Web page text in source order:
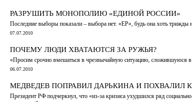
РАЗРУШИТЬ МОНОПОЛИЮ «ЕДИНОЙ РОССИИ»
Последние выборы показали – выбора нет. «ЕР», будь она хоть
07.07.2010
ПОЧЕМУ ЛЮДИ ХВАТАЮТСЯ ЗА РУЖЬЯ?
«Просим срочно вмешаться в чрезвычайную ситуацию,
06.07.2010
МЕДВЕДЕВ ПОПРАВИЛ ДАРЬКИНА И ПОХВАЛИЛ
Президент РФ подчеркнул, что «из-за кризиса ухудшился ряд